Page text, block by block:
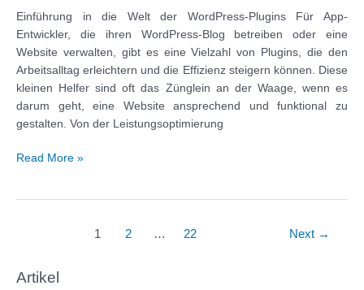
Einführung in die Welt der WordPress-Plugins Für App-
Entwickler, die ihren WordPress-Blog betreiben oder eine
Website verwalten, gibt es eine Vielzahl von Plugins, die den
Arbeitsalltag erleichtern und die Effizienz steigern können. Diese
kleinen Helfer sind oft das Zünglein an der Waage, wenn es
darum geht, eine Website ansprechend und funktional zu
gestalten. Von der Leistungsoptimierung
Die
Read More »
1 2 … 22 Next →
Artikel